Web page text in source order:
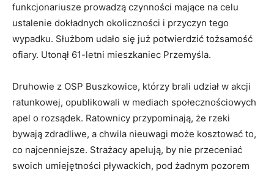
funkcjonariusze prowadzą czynności mające na celu
ustalenie dokładnych okoliczności i przyczyn tego
wypadku. Służbom udało się już potwierdzić tożsamość
ofiary. Utonął 61-letni mieszkaniec Przemyśla.
Druhowie z OSP Buszkowice, którzy brali udział w akcji
ratunkowej, opublikowali w mediach społecznościowych
apel o rozsądek. Ratownicy przypominają, że rzeki
bywają zdradliwe, a chwila nieuwagi może kosztować to,
co najcenniejsze. Strażacy apelują, by nie przeceniać
swoich umiejętności pływackich, pod żadnym pozorem